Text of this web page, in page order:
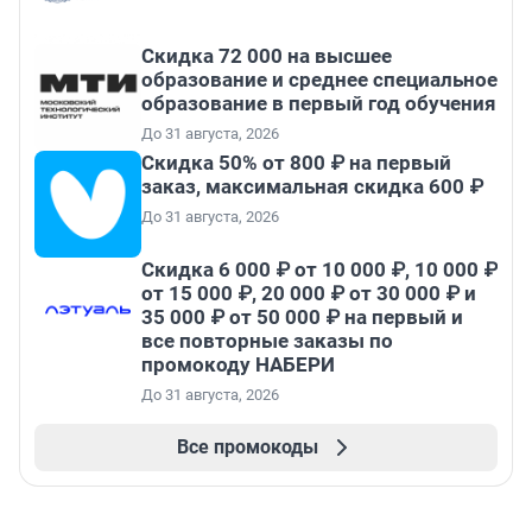
Скидка 72 000 на высшее
образование и среднее специальное
образование в первый год обучения
До 31 августа, 2026
Скидка 50% от 800 ₽ на первый
заказ, максимальная скидка 600 ₽
До 31 августа, 2026
Скидка 6 000 ₽ от 10 000 ₽, 10 000 ₽
от 15 000 ₽, 20 000 ₽ от 30 000 ₽ и
35 000 ₽ от 50 000 ₽ на первый и
все повторные заказы по
промокоду НАБЕРИ
До 31 августа, 2026
Все промокоды